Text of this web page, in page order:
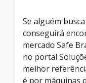
Se alguém
conseguirá
mercado Safe
no portal
melhor
é por máquinas